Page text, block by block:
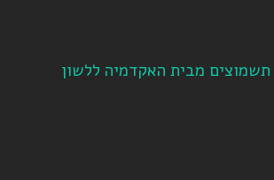
תשמוצים מבית האקדמיה ללשון